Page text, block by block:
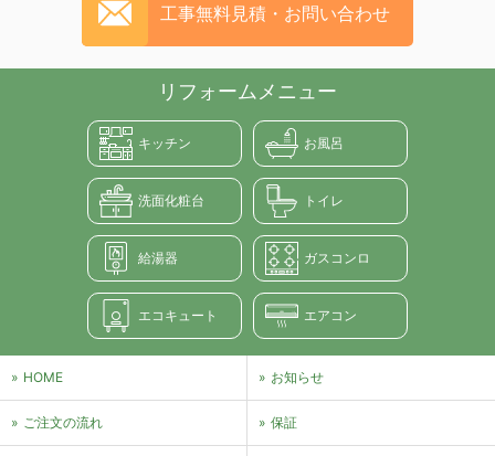
工事無料見積・お問い合わせ
リフォームメニュー
キッチン お風呂
洗面化粧台 トイレ
給湯器 ガスコンロ
エコキュート エアコン
HOME お知らせ
ご注文の流れ 保証